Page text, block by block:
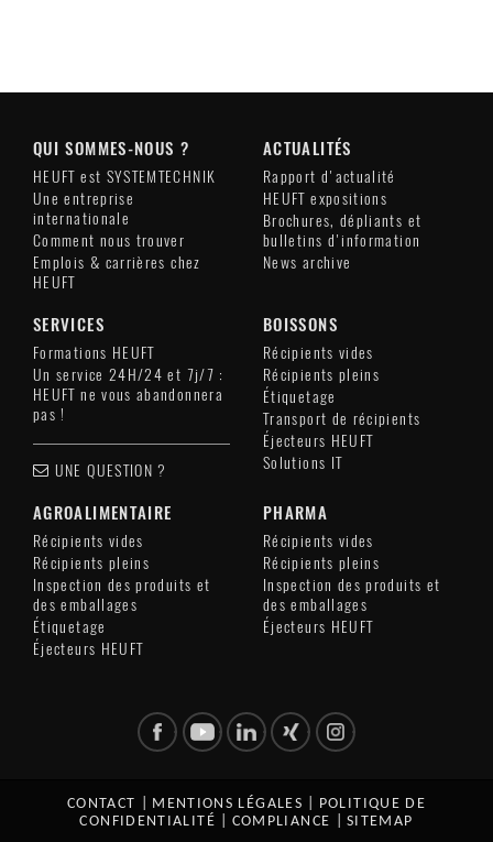
QUI SOMMES-NOUS ?
HEUFT est SYSTEMTECHNIK
Une entreprise
internationale
Comment nous trouver
Emplois & carrières chez
HEUFT
ACTUALITÉS
Rapport d'actualité
HEUFT expositions
Brochures, dépliants et
bulletins d'information
News archive
SERVICES
Formations HEUFT
Un service 24H/24 et 7j/7 :
HEUFT ne vous abandonnera
pas !
UNE QUESTION ?
BOISSONS
Récipients vides
Récipients pleins
Étiquetage
Transport de récipients
Éjecteurs HEUFT
Solutions IT
AGROALIMENTAIRE
Récipients vides
Récipients pleins
Inspection des produits et
des emballages
Étiquetage
Éjecteurs HEUFT
PHARMA
Récipients vides
Récipients pleins
Inspection des produits et
des emballages
Éjecteurs HEUFT
CONTACT MENTIONS LÉGALES
POLITIQUE DE
CONFIDENTIALITÉ
COMPLIANCE SITEMAP